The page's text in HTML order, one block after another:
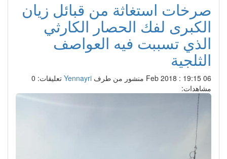
صرخات استغاثة من قبائل زيان
الكبرى لفك الحصار الكارثي
الذي تسببت فيه العواصف
الثلجية
06 Feb 2018 : 19:15 منشور من طرف Yennayri تعليقات: 0
مشاهدات: